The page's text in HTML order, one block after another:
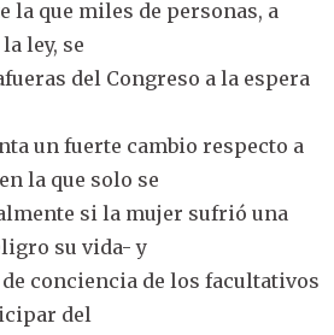
la que miles de personas, a
ley, se
del Congreso a la espera
un fuerte cambio respecto a
la que solo se
si la mujer sufrió una
su vida- y
conciencia de los facultativos
del